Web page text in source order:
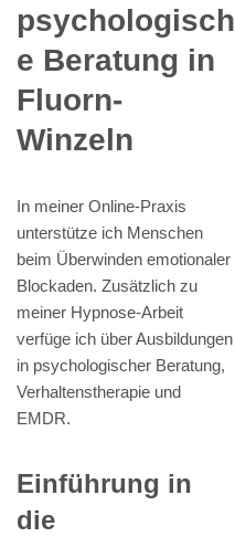
psychologisch
e Beratung in
Fluorn-
Winzeln
In meiner Online-Praxis
unterstütze ich Menschen
beim Überwinden emotionaler
Blockaden. Zusätzlich zu
meiner Hypnose-Arbeit
verfüge ich über Ausbildungen
in psychologischer Beratung,
Verhaltenstherapie und
EMDR.
Einführung in
die